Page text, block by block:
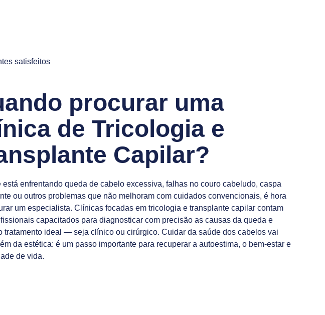
satisfeitos
procurar uma
de Tricologia e
Capilar?
está enfrentando queda de cabelo excessiva, falhas no couro cabeludo, caspa
ou outros problemas que não melhoram com cuidados convencionais, é hora
um especialista. Clínicas focadas em tricologia e transplante capilar contam
capacitados para diagnosticar com precisão as causas da queda e
tratamento ideal — seja clínico ou cirúrgico. Cuidar da saúde dos cabelos vai
da estética: é um passo importante para recuperar a autoestima, o bem-estar e
de vida.